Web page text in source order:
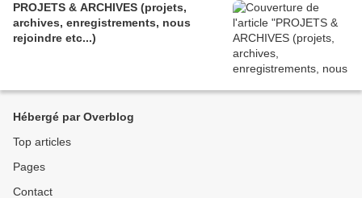
PROJETS & ARCHIVES (projets,
archives, enregistrements, nous
rejoindre etc...)
Hébergé par Overblog
Top articles
Pages
Contact